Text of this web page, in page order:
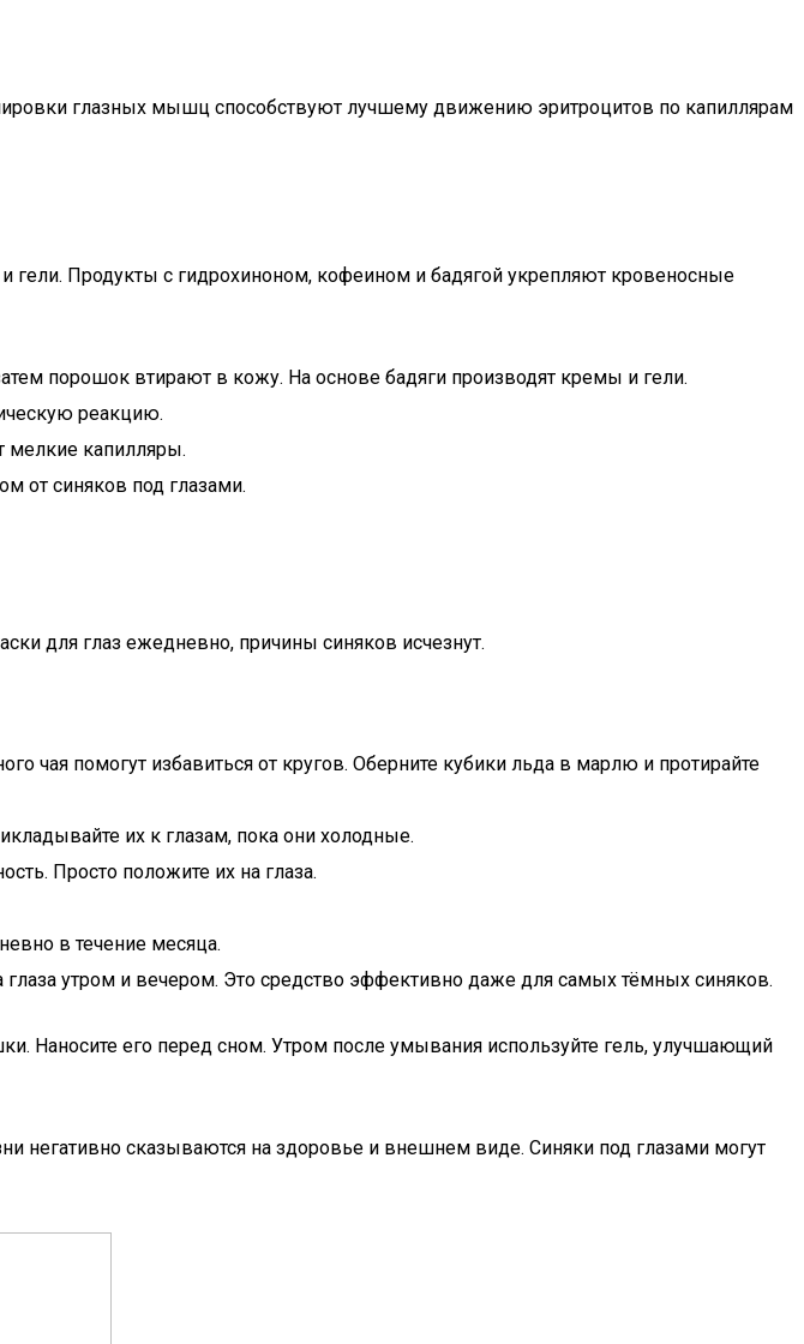
глазных мышц способствуют лучшему движению эритроцитов по капиллярам
Продукты с гидрохиноном, кофеином и бадягой укрепляют кровеносные
порошок втирают в кожу. На основе бадяги производят кремы и гели.
реакцию.
мелкие капилляры.
от синяков под глазами.
для глаз ежедневно, причины синяков исчезнут.
чая помогут избавиться от кругов. Оберните кубики льда в марлю и протирайте
их к глазам, пока они холодные.
Просто положите их на глаза.
в течение месяца.
утром и вечером. Это средство эффективно даже для самых тёмных синяков.
Наносите его перед сном. Утром после умывания используйте гель, улучшающий
негативно сказываются на здоровье и внешнем виде. Синяки под глазами могут